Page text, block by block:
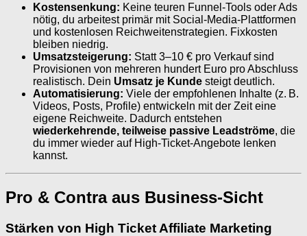
Kostensenkung: Keine teuren Funnel-Tools oder Ads
nötig, du arbeitest primär mit Social-Media-Plattformen
und kostenlosen Reichweitenstrategien. Fixkosten
bleiben niedrig.
Umsatzsteigerung: Statt 3–10 € pro Verkauf sind
Provisionen von mehreren hundert Euro pro Abschluss
realistisch. Dein Umsatz je Kunde steigt deutlich.
Automatisierung: Viele der empfohlenen Inhalte (z. B.
Videos, Posts, Profile) entwickeln mit der Zeit eine
eigene Reichweite. Dadurch entstehen
wiederkehrende, teilweise passive Leadströme, die
du immer wieder auf High-Ticket-Angebote lenken
kannst.
Pro & Contra aus Business-Sicht
Stärken von High Ticket Affiliate Marketing